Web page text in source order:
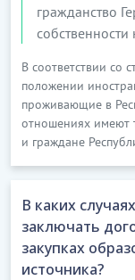
гражданство
В соответствии со
положении
проживающие в
отношениях имеют
и граждане
В каких
заключать
закупках
источника?